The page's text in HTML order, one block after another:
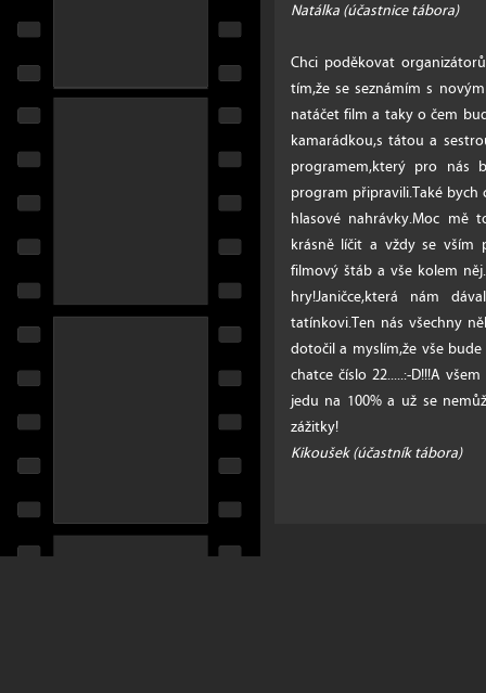
Natálka (účastnice tábora)
Chci poděkovat
tím,že se seznámím s
natáčet film a taky o čem
kamarádkou,s tátou a
programem,který pro nás
program připravili.Také
hlasové nahrávky.Moc mě
krásně líčit a vždy se vším
filmový štáb a vše kolem
hry!Janičce,která nám
tatínkovi.Ten nás všechny
dotočil a myslím,že vše
chatce číslo 22.....:-D!!!A
jedu na 100% a už se
zážitky!
Kikoušek (účastník tábora)